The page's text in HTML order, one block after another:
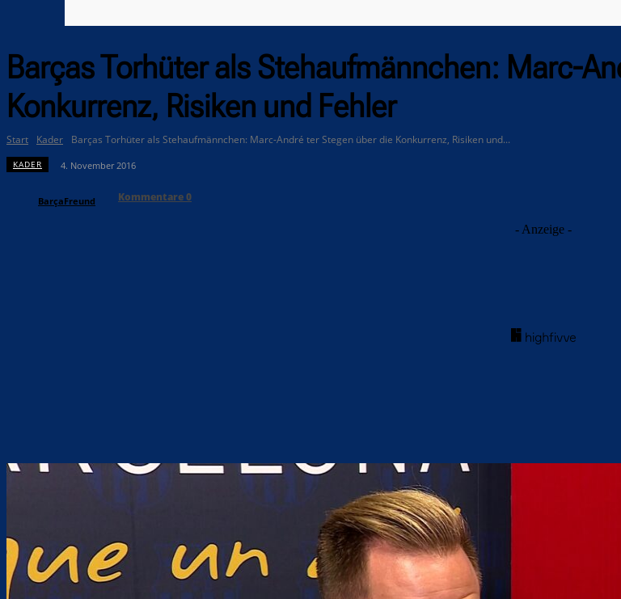
Barças Torhüter als Stehaufmännchen: Marc-
Konkurrenz, Risiken und Fehler
Start Kader Barças Torhüter als Stehaufmännchen: Marc-André ter Stegen über die Konkurrenz, Risiken und...
KADER 4. November 2016
BarçaFreund Kommentare0
- Anzeige -